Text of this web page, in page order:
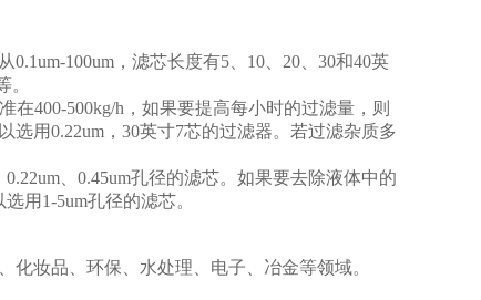
100um，滤芯长度有5、10、20、30和40英
。
400-500kg/h，如果要提高每小时的过滤量，则
选用0.22um，30英寸7芯的过滤器。若过滤杂质多
、0.45um孔径的滤芯。如果要去除液体中的
用1-5um孔径的滤芯。
妆品、环保、水处理、电子、冶金等领域。